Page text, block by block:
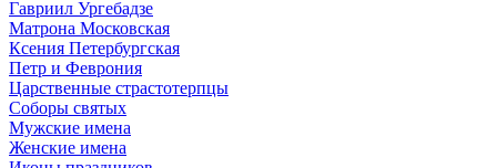
Гавриил Ургебадзе
Матрона Московская
Ксения Петербургская
Петр и Феврония
Царственные страстотерпцы
Соборы святых
Мужские имена
Женские имена